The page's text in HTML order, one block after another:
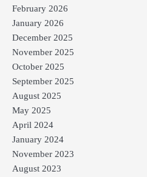
February 2026
January 2026
December 2025
November 2025
October 2025
September 2025
August 2025
May 2025
April 2024
January 2024
November 2023
August 2023